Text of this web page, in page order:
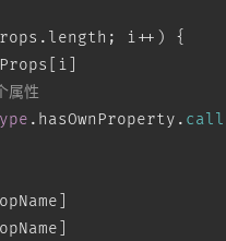
length ; i++) {
属性
. hasOwnProperty . call